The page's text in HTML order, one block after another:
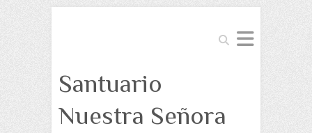
Buscar
Santuario
Nuestra Señora